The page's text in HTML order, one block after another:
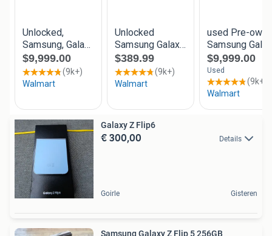
Galaxy Z Flip6
€ 300,00 Details
Goirle Gisteren
Samsung Galaxy Z Flip 5 256GB